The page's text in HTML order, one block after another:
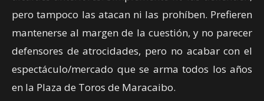
pero tampoco las atacan ni las prohíben. Prefieren
mantenerse al margen de la cuestión, y no parecer
defensores de atrocidades, pero no acabar con el
espectáculo/mercado que se arma todos los años
en la Plaza de Toros de Maracaibo.